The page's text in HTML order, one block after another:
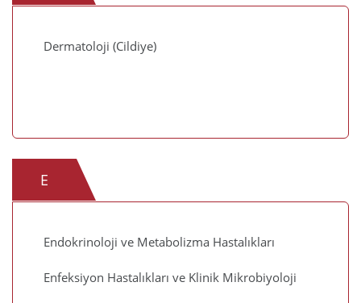
Dermatoloji (Cildiye)
E
Endokrinoloji ve Metabolizma Hastalıkları
Enfeksiyon Hastalıkları ve Klinik Mikrobiyoloji